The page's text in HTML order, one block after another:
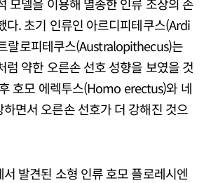
다. 초기 인류인 아르디피테쿠스(Ardi
랄로피테쿠스(Australopithecus)는
럼 약한 오른손 선호 성향을 보였을 것
호모 에렉투스(Homo erectus)와 네
면서 오른손 선호가 더 강해진 것으
발견된 소형 인류 호모 플로레시엔